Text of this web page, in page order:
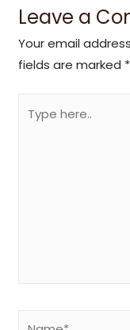
Leave a
Your email
fields are marked *